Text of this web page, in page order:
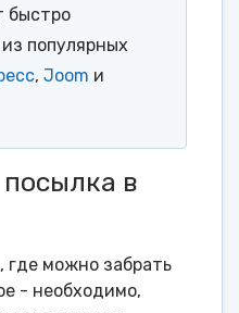
быстро
популярных
, Joom и
в
где можно забрать
- необходимо,